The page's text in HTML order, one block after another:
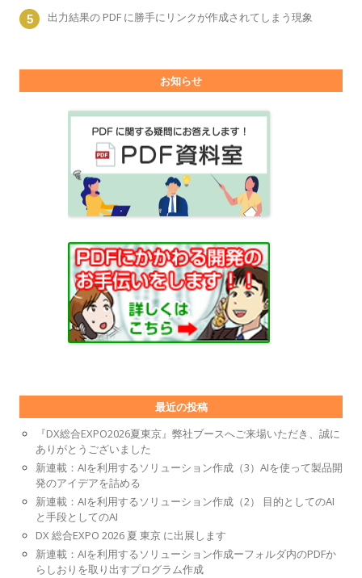
出力結果の PDF に勝手にリンクが作成されてしまう現象
お知らせ
最近の投稿
『DX総合EXPO2026夏東京』弊社ブースへご来場いただき、誠に
ありがとうございました
新連載：AIを利用するソリューション作成（3）AIを使って製品開
発のアイデアを詰める
新連載：AIを利用するソリューション作成（2） 目的としてのAI
と手段としてのAI
DX 総合EXPO 2026 夏 東京 に出展します
新連載：AIを利用するソリューション作成ーフォルダ内のPDFか
らしおりを取り出すプログラム作成